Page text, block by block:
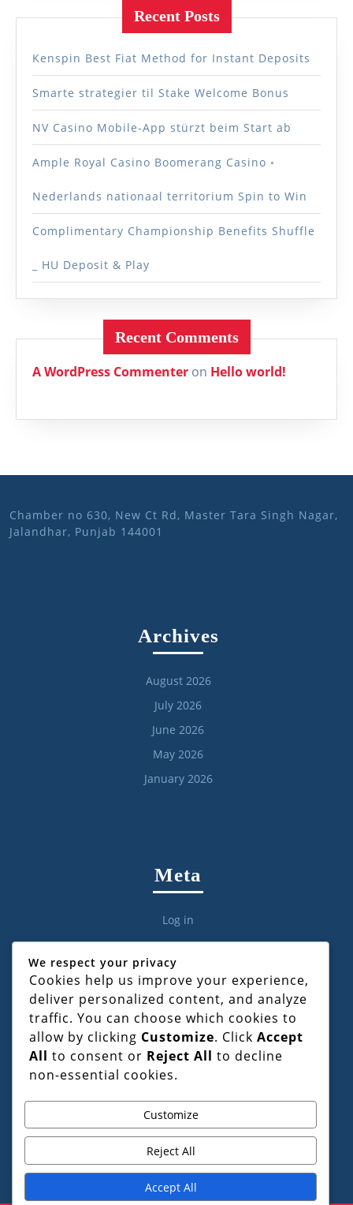
Recent Posts
Kenspin Best Fiat Method for Instant Deposits
Smarte strategier til Stake Welcome Bonus
NV Casino Mobile-App stürzt beim Start ab
Ample Royal Casino Boomerang Casino ◦
Nederlands nationaal territorium Spin to Win
Complimentary Championship Benefits Shuffle
_ HU Deposit & Play
Recent Comments
A WordPress Commenter on Hello world!
Chamber no 630, New Ct Rd, Master Tara Singh Nagar,
Jalandhar, Punjab 144001
Archives
August 2026
July 2026
June 2026
May 2026
January 2026
Meta
Log in
Categories
Civil Law
Documentation & Drafting
Family & Matrimonial Law
Marriage Registration
We respect your privacy
Cookies help us improve your experience,
deliver personalized content, and analyze
traffic. You can choose which cookies to
allow by clicking Customize. Click Accept
All to consent or Reject All to decline
non-essential cookies.
Customize
Reject All
Accept All